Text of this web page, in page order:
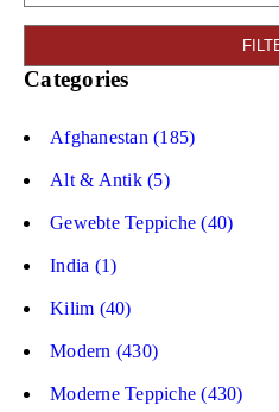
Categories
Afghanestan (185)
Alt & Antik (5)
Gewebte Teppiche (40)
India (1)
Kilim (40)
Modern (430)
Moderne Teppiche (430)